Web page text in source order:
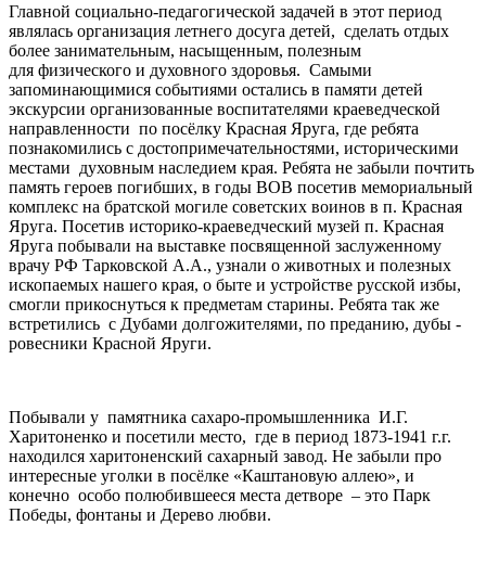
Главной социально-педагогической задачей в этот период
являлась организация летнего досуга детей, сделать отдых
более занимательным, насыщенным, полезным
для физического и духовного здоровья. Самыми
запоминающимися событиями остались в памяти детей
экскурсии организованные воспитателями краеведческой
направленности по посёлку Красная Яруга, где ребята
познакомились с достопримечательностями, историческими
местами духовным наследием края. Ребята не забыли почтить
память героев погибших, в годы ВОВ посетив мемориальный
комплекс на братской могиле советских воинов в п. Красная
Яруга. Посетив историко-краеведческий музей п. Красная
Яруга побывали на выставке посвященной заслуженному
врачу РФ Тарковской А.А., узнали о животных и полезных
ископаемых нашего края, о быте и устройстве русской избы,
смогли прикоснуться к предметам старины. Ребята так же
встретились с Дубами долгожителями, по преданию, дубы -
ровесники Красной Яруги.
Побывали у памятника сахаро-промышленника И.Г.
Харитоненко и посетили место, где в период 1873-1941 г.г.
находился харитоненский сахарный завод. Не забыли про
интересные уголки в посёлке «Каштановую аллею», и
конечно особо полюбившееся места детворе – это Парк
Победы, фонтаны и Дерево любви.